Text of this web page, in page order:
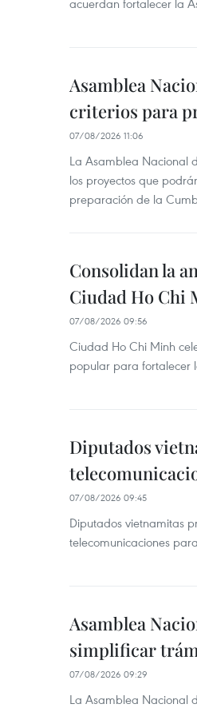
acuerdan fortalecer la
Asamblea
criterios para
07/08/2026 11:06
La Asamblea Nacional
los proyectos que
preparación de la
Consolidan la
Ciudad Ho Chi
07/08/2026 09:56
Ciudad Ho Chi Minh
popular para fortalecer
Diputados
07/08/2026 09:45
Diputados vietnamitas
telecomunicaciones
Asamblea
simplificar
07/08/2026 09:29
La Asamblea Nacional